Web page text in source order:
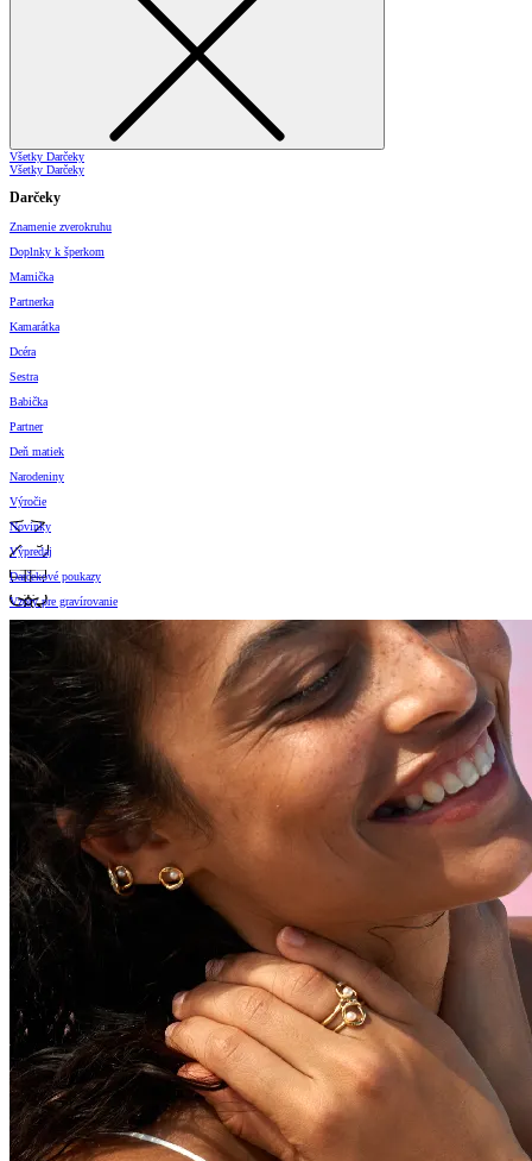
Všetky Darčeky
Všetky Darčeky
Darčeky
Znamenie zverokruhu
Doplnky k šperkom
Mamička
Partnerka
Kamarátka
Dcéra
Sestra
Babička
Partner
Deň matiek
Narodeniny
Výročie
Novinky
Výpredaj
Darčekové poukazy
Vzory pre gravírovanie